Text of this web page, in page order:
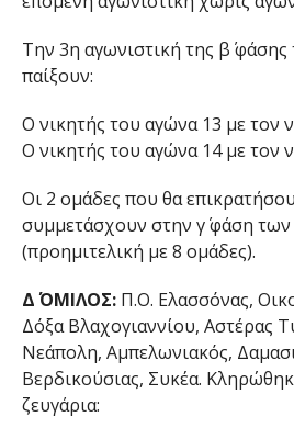
Την 3η αγωνιστική της β΄
παίξουν:
Ο νικητής του αγώνα 13 με τον
Ο νικητής του αγώνα 14 με τον
Οι 2 ομάδες που θα
συμμετάσχουν στην γ΄ φάση
(προημιτελική με 8 ομάδες).
Δ΄ ΟΜΙΛΟΣ:Π.Ο. Ελασσόνας,
Δόξα Βλαχογιαννίου, Αστέρας
Νεάπολη, Αμπελωνιακός,
Βερδικούσιας, Συκέα.
ζευγάρια: